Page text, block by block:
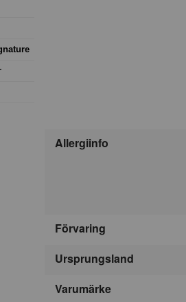
Allergiinfo
Förvaring
Ursprungsland
Varumärke